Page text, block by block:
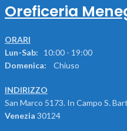
Oreficeria
ORARI
Lun-Sab: 10:00 - 19:00
Domenica:
Chiuso
INDIRIZZO
San Marco 5173. In Campo S.
Venezia 30124